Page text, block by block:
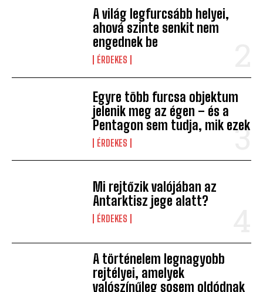
A világ legfurcsább helyei,
ahová szinte senkit nem
engednek be
ÉRDEKES
Egyre több furcsa objektum
jelenik meg az égen – és a
Pentagon sem tudja, mik ezek
ÉRDEKES
Mi rejtőzik valójában az
Antarktisz jege alatt?
ÉRDEKES
A történelem legnagyobb
rejtélyei, amelyek
valószínűleg sosem oldódnak